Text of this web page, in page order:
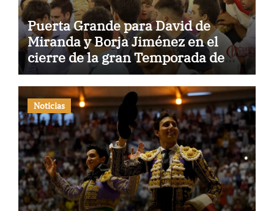
Puerta Grande para David de
Miranda y Borja Jiménez en el
cierre de la gran Temporada de
Verano de El Puerto
Noticias